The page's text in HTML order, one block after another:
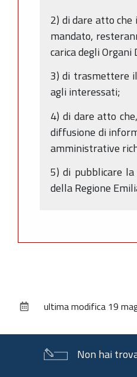
2) di dare atto
mandato,
carica degli
3) di trasmettere
agli interessati;
4) di dare atto
diffusione di
amministrative
5) di pubblicare
della Regione
documentoultima modifica 19
Non hai